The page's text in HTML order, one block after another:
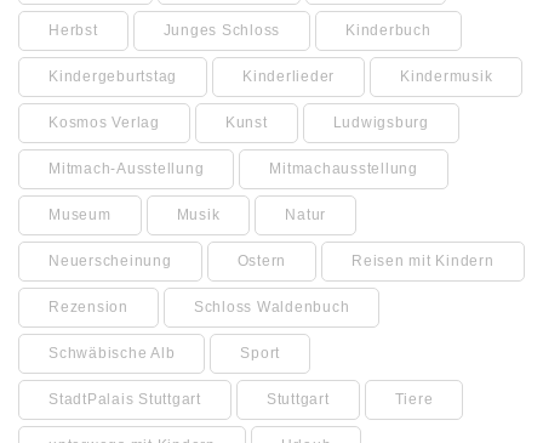
Herbst Junges Schloss Kinderbuch
Kindergeburtstag Kinderlieder Kindermusik
Kosmos Verlag Kunst Ludwigsburg
Mitmach-Ausstellung Mitmachausstellung
Museum Musik Natur
Neuerscheinung Ostern Reisen mit Kindern
Rezension Schloss Waldenbuch
Schwäbische Alb Sport
StadtPalais Stuttgart Stuttgart Tiere